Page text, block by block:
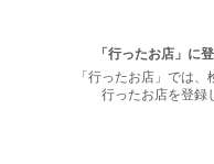
「行ったお店」に
「行ったお店」では
行ったお店を登録